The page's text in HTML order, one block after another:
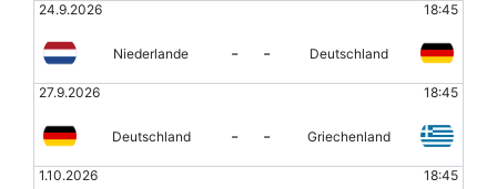
24.9.2026 18:45
Niederlande - - Deutschland
27.9.2026 18:45
Deutschland - - Griechenland
1.10.2026 18:45